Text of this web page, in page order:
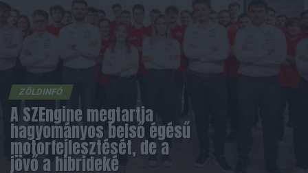
ZÖLDINFÓ
A SZEngine megtartja
hagyományos belső égésű
motorfejlesztését, de a
jövő a hibrideké